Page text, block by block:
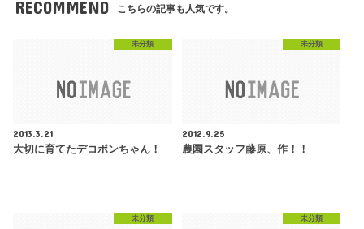
RECOMMEND こちらの記事も人気です。
未分類
2013.3.21
大切に育てたデコポンちゃん！
未分類
2012.9.25
農園スタッフ藤原、作！！
未分類 未分類